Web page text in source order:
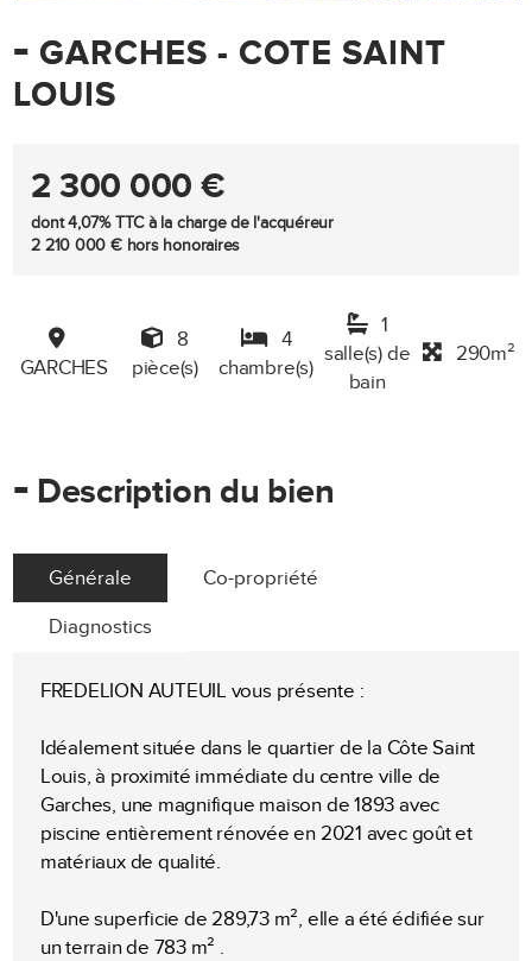
- GARCHES - COTE SAINT
LOUIS
2 300 000 €
dont 4,07% TTC à la charge de l'acquéreur
2 210 000 € hors honoraires
GARCHES
8
pièce(s)
4
chambre(s)
1
salle(s) de
bain
290m²
- Description du bien
Générale Co-propriété
Diagnostics
FREDELION AUTEUIL vous présente :
Idéalement située dans le quartier de la Côte Saint
Louis, à proximité immédiate du centre ville de
Garches, une magnifique maison de 1893 avec
piscine entièrement rénovée en 2021 avec goût et
matériaux de qualité.
D'une superficie de 289,73 m², elle a été édifiée sur
un terrain de 783 m² .